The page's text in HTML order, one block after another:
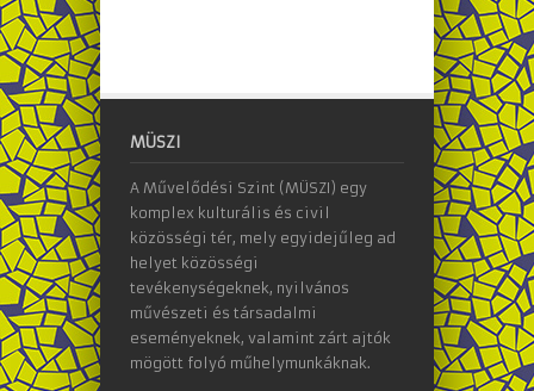
MÜSZI
A Művelődési Szint (MÜSZI) egy
komplex kulturális és civil
közösségi tér, mely egyidejűleg ad
helyet közösségi
tevékenységeknek, nyilvános
művészeti és társadalmi
eseményeknek, valamint zárt ajtók
mögött folyó műhelymunkáknak.